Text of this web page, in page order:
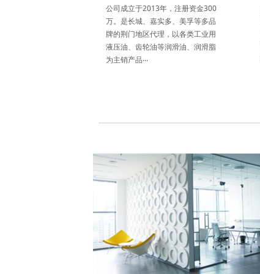
公司成立于2013年，注册资金300
万。是长城、嘉实多、美孚等多品
牌的荆门地区代理，以各类工业用
液压油、齿轮油等润滑油、润滑脂
为主销产品...